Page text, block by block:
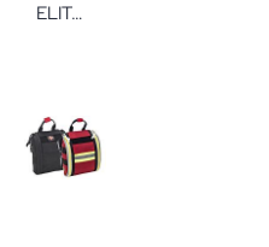
ELITE BAGS PARAMED'S Notfallrucksack leer Notfallrucksack mit Modultaschen